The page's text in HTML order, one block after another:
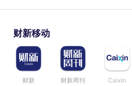
财新移动
财新 财新周刊 Caixin